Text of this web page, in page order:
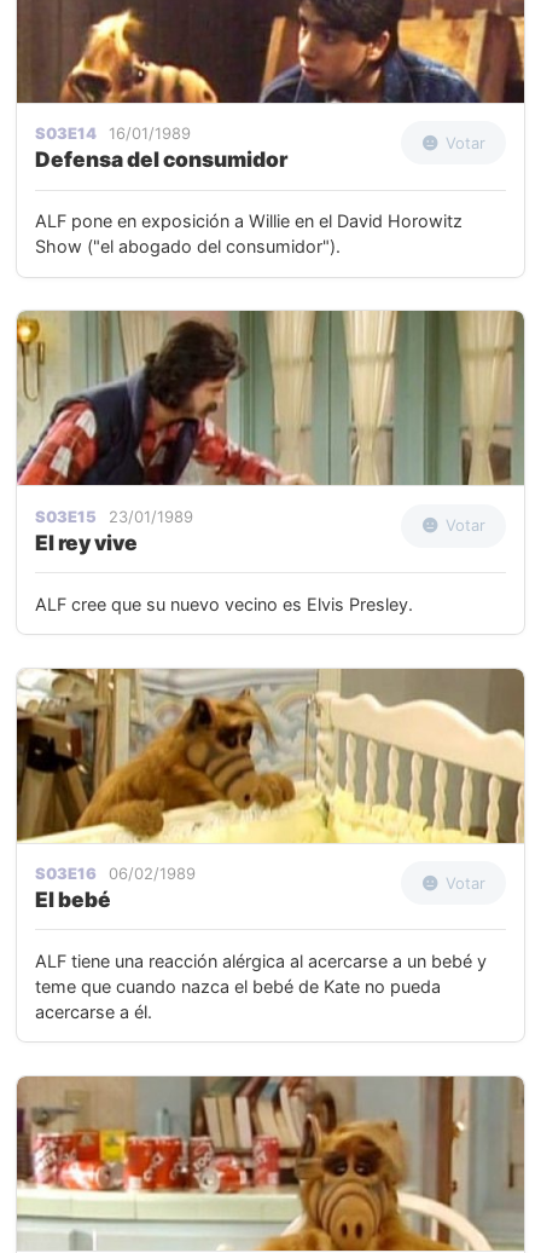
S03E14 16/01/1989
Defensa del consumidor
Votar
ALF pone en exposición a Willie en el David Horowitz
Show ("el abogado del consumidor").
S03E15 23/01/1989
El rey vive
Votar
ALF cree que su nuevo vecino es Elvis Presley.
S03E16 06/02/1989
El bebé
Votar
ALF tiene una reacción alérgica al acercarse a un bebé y
teme que cuando nazca el bebé de Kate no pueda
acercarse a él.